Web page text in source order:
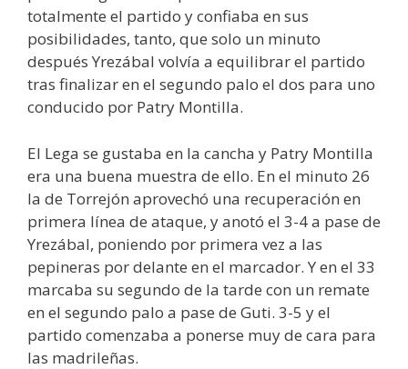
totalmente el partido y confiaba en sus
posibilidades, tanto, que solo un minuto
después Yrezábal volvía a equilibrar el partido
tras finalizar en el segundo palo el dos para uno
conducido por Patry Montilla.
El Lega se gustaba en la cancha y Patry Montilla
era una buena muestra de ello. En el minuto 26
la de Torrejón aprovechó una recuperación en
primera línea de ataque, y anotó el 3-4 a pase de
Yrezábal, poniendo por primera vez a las
pepineras por delante en el marcador. Y en el 33
marcaba su segundo de la tarde con un remate
en el segundo palo a pase de Guti. 3-5 y el
partido comenzaba a ponerse muy de cara para
las madrileñas.